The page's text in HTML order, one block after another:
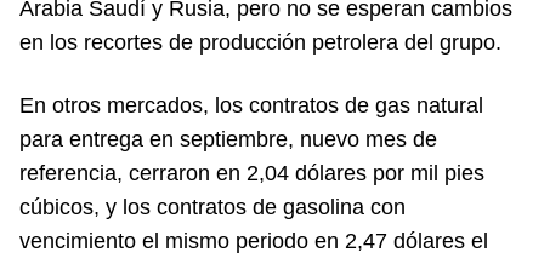
Arabia Saudí y Rusia, pero no se esperan cambios
en los recortes de producción petrolera del grupo.
En otros mercados, los contratos de gas natural
para entrega en septiembre, nuevo mes de
referencia, cerraron en 2,04 dólares por mil pies
cúbicos, y los contratos de gasolina con
vencimiento el mismo periodo en 2,47 dólares el